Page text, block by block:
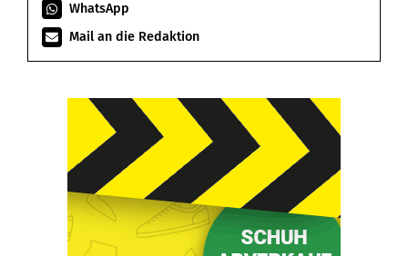
WhatsApp
Mail an die Redaktion